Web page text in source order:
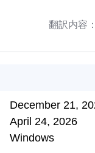
翻訳内容：
December 21,
April 24, 2026
Windows